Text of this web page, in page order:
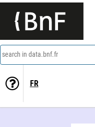
search in data.bnf.fr
FR